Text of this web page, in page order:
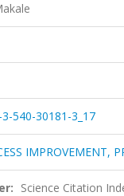
540-30181-3_17
IMPROVEMENT,
Science Citation